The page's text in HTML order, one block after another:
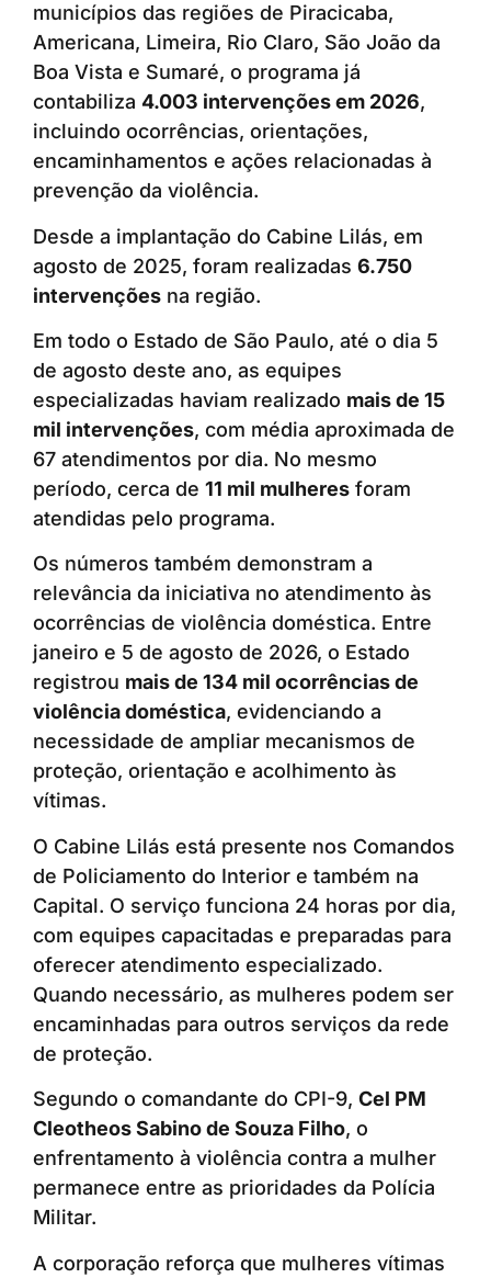
municípios das regiões de Piracicaba,
Americana, Limeira, Rio Claro, São João da
Boa Vista e Sumaré, o programa já
contabiliza 4.003 intervenções em 2026,
incluindo ocorrências, orientações,
encaminhamentos e ações relacionadas à
prevenção da violência.
Desde a implantação do Cabine Lilás, em
agosto de 2025, foram realizadas 6.750
intervenções na região.
Em todo o Estado de São Paulo, até o dia 5
de agosto deste ano, as equipes
especializadas haviam realizado mais de 15
mil intervenções, com média aproximada de
67 atendimentos por dia. No mesmo
período, cerca de 11 mil mulheres foram
atendidas pelo programa.
Os números também demonstram a
relevância da iniciativa no atendimento às
ocorrências de violência doméstica. Entre
janeiro e 5 de agosto de 2026, o Estado
registrou mais de 134 mil ocorrências de
violência doméstica, evidenciando a
necessidade de ampliar mecanismos de
proteção, orientação e acolhimento às
vítimas.
O Cabine Lilás está presente nos Comandos
de Policiamento do Interior e também na
Capital. O serviço funciona 24 horas por dia,
com equipes capacitadas e preparadas para
oferecer atendimento especializado.
Quando necessário, as mulheres podem ser
encaminhadas para outros serviços da rede
de proteção.
Segundo o comandante do CPI-9, Cel PM
Cleotheos Sabino de Souza Filho, o
enfrentamento à violência contra a mulher
permanece entre as prioridades da Polícia
Militar.
A corporação reforça que mulheres vítimas